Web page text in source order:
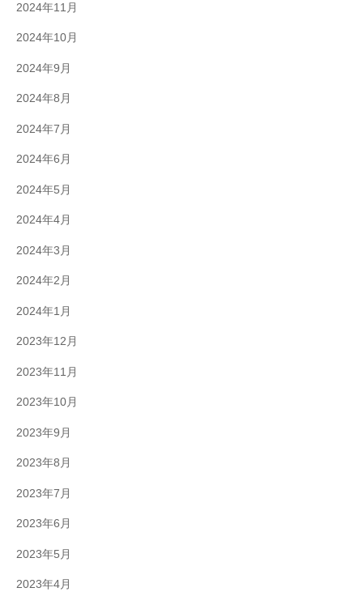
2024年11月
2024年10月
2024年9月
2024年8月
2024年7月
2024年6月
2024年5月
2024年4月
2024年3月
2024年2月
2024年1月
2023年12月
2023年11月
2023年10月
2023年9月
2023年8月
2023年7月
2023年6月
2023年5月
2023年4月